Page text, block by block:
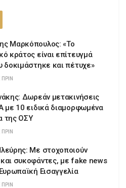
Μαρκόπουλος: «Το
κράτος είναι επίτευγμά
δοκιμάστηκε και πέτυχε»
Δωρεάν μετακινήσεις
με 10 ειδικά διαμορφωμένα
της ΟΣΥ
Με στοχοποιούν
συκοφάντες, με fake news
Εισαγγελία